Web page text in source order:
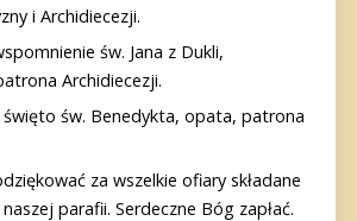
i Archidiecezji.
św. Jana z Dukli,
Archidiecezji.
św. Benedykta, opata, patrona
za wszelkie ofiary składane
parafii. Serdeczne Bóg zapłać.